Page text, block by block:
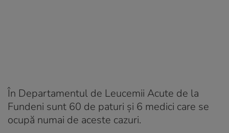
În Departamentul de Leucemii Acute de la
Fundeni sunt 60 de paturi și 6 medici care se
ocupă numai de aceste cazuri.